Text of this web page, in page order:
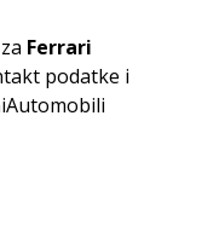
Ferrari
podatke i